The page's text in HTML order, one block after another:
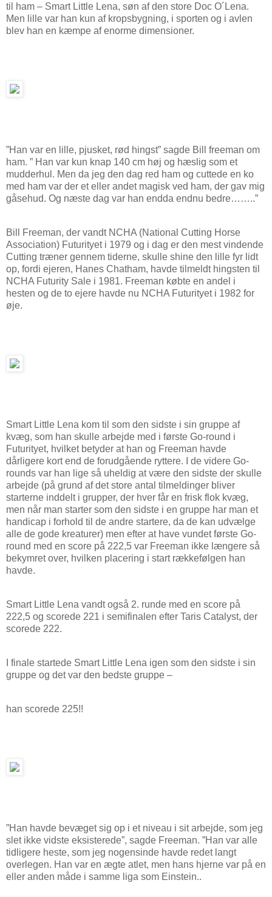
til ham – Smart Little Lena, søn af den store Doc O´Lena.
Men lille var han kun af kropsbygning, i sporten og i avlen
blev han en kæmpe af enorme dimensioner.
”Han var en lille, pjusket, rød hingst” sagde Bill freeman om
ham. ” Han var kun knap 140 cm høj og hæslig som et
mudderhul. Men da jeg den dag red ham og cuttede en ko
med ham var der et eller andet magisk ved ham, der gav mig
gåsehud. Og næste dag var han endda endnu bedre……..”
Bill Freeman, der vandt NCHA (National Cutting Horse
Association) Futurityet i 1979 og i dag er den mest vindende
Cutting træner gennem tiderne, skulle shine den lille fyr lidt
op, fordi ejeren, Hanes Chatham, havde tilmeldt hingsten til
NCHA Futurity Sale i 1981. Freeman købte en andel i
hesten og de to ejere havde nu NCHA Futurityet i 1982 for
øje.
Smart Little Lena kom til som den sidste i sin gruppe af
kvæg, som han skulle arbejde med i første Go-round i
Futurityet, hvilket betyder at han og Freeman havde
dårligere kort end de forudgående ryttere. I de videre Go-
rounds var han lige så uheldig at være den sidste der skulle
arbejde (på grund af det store antal tilmeldinger bliver
starterne inddelt i grupper, der hver får en frisk flok kvæg,
men når man starter som den sidste i en gruppe har man et
handicap i forhold til de andre startere, da de kan udvælge
alle de gode kreaturer) men efter at have vundet første Go-
round med en score på 222,5 var Freeman ikke længere så
bekymret over, hvilken placering i start rækkefølgen han
havde.
Smart Little Lena vandt også 2. runde med en score på
222,5 og scorede 221 i semifinalen efter Taris Catalyst, der
scorede 222.
I finale startede Smart Little Lena igen som den sidste i sin
gruppe og det var den bedste gruppe –
han scorede 225!!
”Han havde bevæget sig op i et niveau i sit arbejde, som jeg
slet ikke vidste eksisterede”, sagde Freeman. ”Han var alle
tidligere heste, som jeg nogensinde havde redet langt
overlegen. Han var en ægte atlet, men hans hjerne var på en
eller anden måde i samme liga som Einstein..